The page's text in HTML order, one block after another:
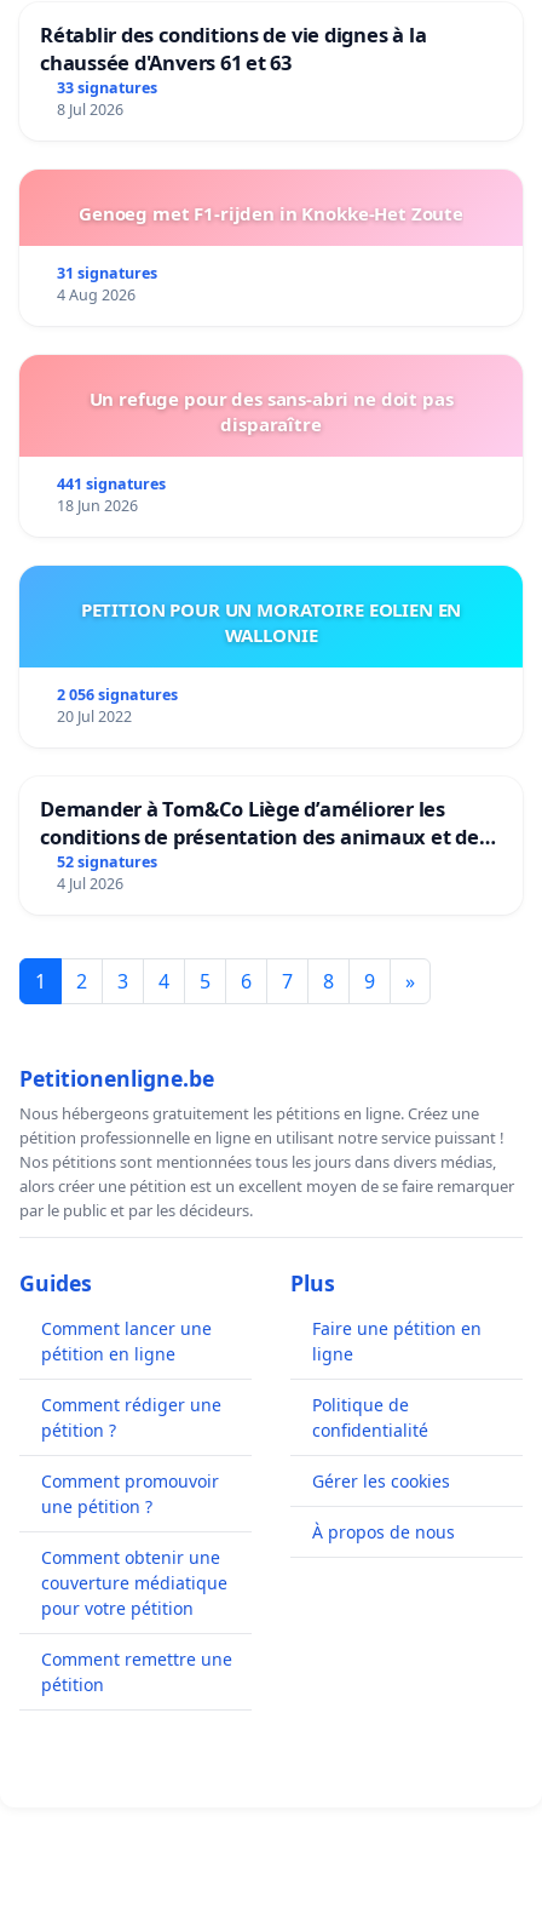
Rétablir des conditions de vie dignes à la
chaussée d'Anvers 61 et 63
33 signatures
8 Jul 2026
Genoeg met F1-rijden in Knokke-Het Zoute
31 signatures
4 Aug 2026
Un refuge pour des sans-abri ne doit pas
disparaître
441 signatures
18 Jun 2026
PETITION POUR UN MORATOIRE EOLIEN EN
WALLONIE
2 056 signatures
20 Jul 2022
Demander à Tom&Co Liège d’améliorer les
conditions de présentation des animaux et de
mettre fin à la vente d’animaux en magasin
52 signatures
4 Jul 2026
1 2 3 4 5 6 7 8 9 »
Petitionenligne.be
Nous hébergeons gratuitement les pétitions en ligne. Créez une
pétition professionnelle en ligne en utilisant notre service puissant !
Nos pétitions sont mentionnées tous les jours dans divers médias,
alors créer une pétition est un excellent moyen de se faire remarquer
par le public et par les décideurs.
Guides
Comment lancer une
pétition en ligne
Comment rédiger une
pétition ?
Comment promouvoir
une pétition ?
Comment obtenir une
couverture médiatique
pour votre pétition
Comment remettre une
pétition
Plus
Faire une pétition en
ligne
Politique de
confidentialité
Gérer les cookies
À propos de nous